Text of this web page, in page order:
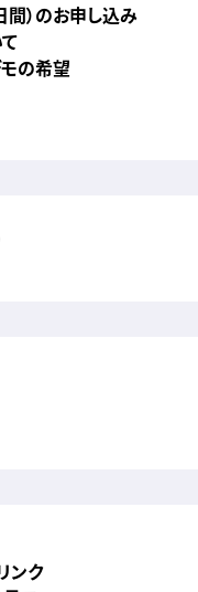
間）のお申し込み
の希望
ンク